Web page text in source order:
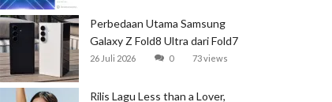
Perbedaan Utama Samsung
Galaxy Z Fold8 Ultra dari Fold7
26 Juli 2026 0 73 views
Rilis Lagu Less than a Lover,